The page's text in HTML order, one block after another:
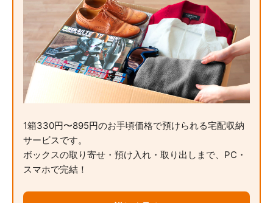
1箱330円〜895円のお手頃価格で預けられる宅配収納
サービスです。
ボックスの取り寄せ・預け入れ・取り出しまで、PC・
スマホで完結！